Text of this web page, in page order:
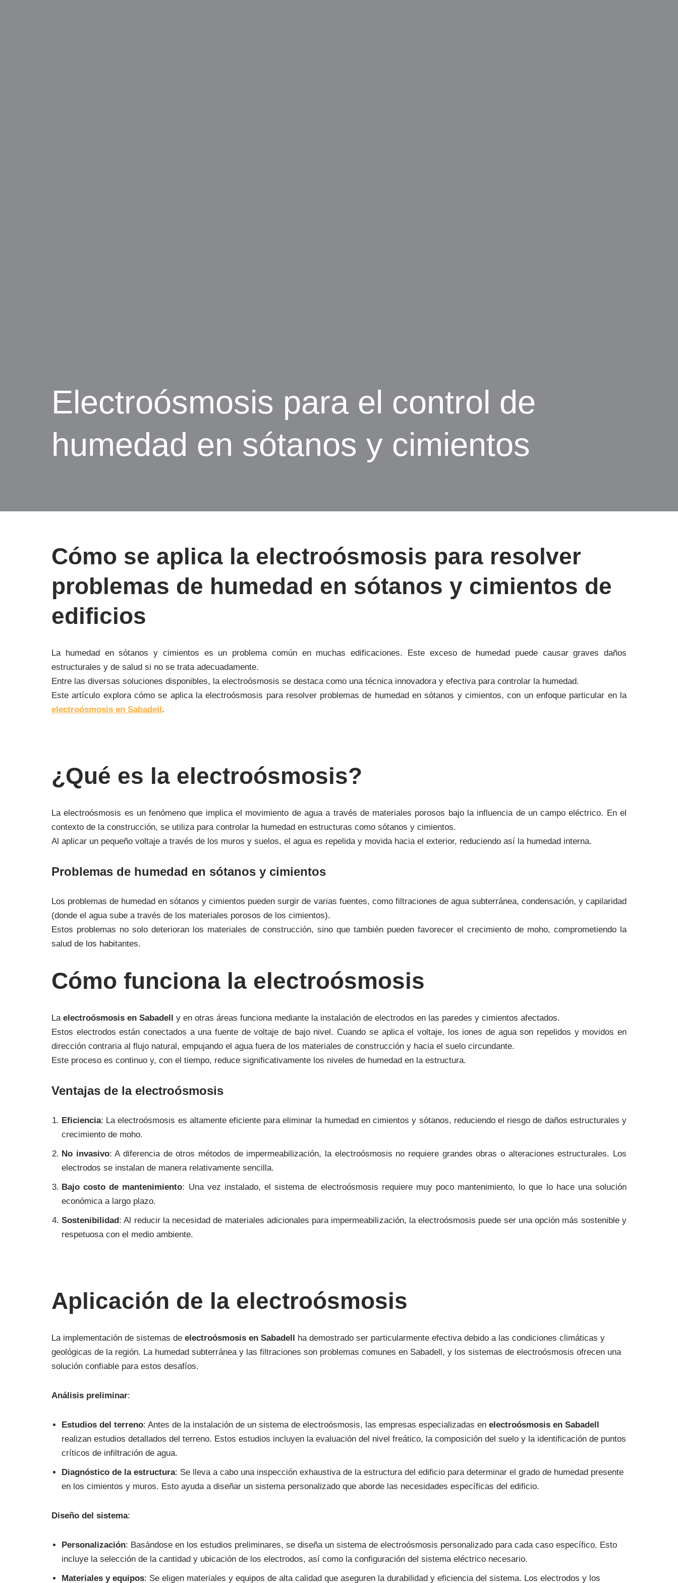
Electroósmosis para el control de
humedad en sótanos y cimientos
Cómo se aplica la electroósmosis para resolver
problemas de humedad en sótanos y cimientos de
edificios
La humedad en sótanos y cimientos es un problema común en muchas edificaciones. Este exceso de humedad puede causar graves daños
estructurales y de salud si no se trata adecuadamente.
Entre las diversas soluciones disponibles, la electroósmosis se destaca como una técnica innovadora y efectiva para controlar la humedad.
Este artículo explora cómo se aplica la electroósmosis para resolver problemas de humedad en sótanos y cimientos, con un enfoque particular en la
electroósmosis en Sabadell.
¿Qué es la electroósmosis?
La electroósmosis es un fenómeno que implica el movimiento de agua a través de materiales porosos bajo la influencia de un campo eléctrico. En el
contexto de la construcción, se utiliza para controlar la humedad en estructuras como sótanos y cimientos.
Al aplicar un pequeño voltaje a través de los muros y suelos, el agua es repelida y movida hacia el exterior, reduciendo así la humedad interna.
Problemas de humedad en sótanos y cimientos
Los problemas de humedad en sótanos y cimientos pueden surgir de varias fuentes, como filtraciones de agua subterránea, condensación, y capilaridad
(donde el agua sube a través de los materiales porosos de los cimientos).
Estos problemas no solo deterioran los materiales de construcción, sino que también pueden favorecer el crecimiento de moho, comprometiendo la
salud de los habitantes.
Cómo funciona la electroósmosis
La electroósmosis en Sabadell y en otras áreas funciona mediante la instalación de electrodos en las paredes y cimientos afectados.
Estos electrodos están conectados a una fuente de voltaje de bajo nivel. Cuando se aplica el voltaje, los iones de agua son repelidos y movidos en
dirección contraria al flujo natural, empujando el agua fuera de los materiales de construcción y hacia el suelo circundante.
Este proceso es continuo y, con el tiempo, reduce significativamente los niveles de humedad en la estructura.
Ventajas de la electroósmosis
Eficiencia: La electroósmosis es altamente eficiente para eliminar la humedad en cimientos y sótanos, reduciendo el riesgo de daños estructurales y
crecimiento de moho.
No invasivo: A diferencia de otros métodos de impermeabilización, la electroósmosis no requiere grandes obras o alteraciones estructurales. Los
electrodos se instalan de manera relativamente sencilla.
Bajo costo de mantenimiento: Una vez instalado, el sistema de electroósmosis requiere muy poco mantenimiento, lo que lo hace una solución
económica a largo plazo.
Sostenibilidad: Al reducir la necesidad de materiales adicionales para impermeabilización, la electroósmosis puede ser una opción más sostenible y
respetuosa con el medio ambiente.
Aplicación de la electroósmosis
La implementación de sistemas de electroósmosis en Sabadell ha demostrado ser particularmente efectiva debido a las condiciones climáticas y
geológicas de la región. La humedad subterránea y las filtraciones son problemas comunes en Sabadell, y los sistemas de electroósmosis ofrecen una
solución confiable para estos desafíos.
Análisis preliminar:
Estudios del terreno: Antes de la instalación de un sistema de electroósmosis, las empresas especializadas en electroósmosis en Sabadell
realizan estudios detallados del terreno. Estos estudios incluyen la evaluación del nivel freático, la composición del suelo y la identificación de puntos
críticos de infiltración de agua.
Diagnóstico de la estructura: Se lleva a cabo una inspección exhaustiva de la estructura del edificio para determinar el grado de humedad presente
en los cimientos y muros. Esto ayuda a diseñar un sistema personalizado que aborde las necesidades específicas del edificio.
Diseño del sistema:
Personalización: Basándose en los estudios preliminares, se diseña un sistema de electroósmosis personalizado para cada caso específico. Esto
incluye la selección de la cantidad y ubicación de los electrodos, así como la configuración del sistema eléctrico necesario.
Materiales y equipos: Se eligen materiales y equipos de alta calidad que aseguren la durabilidad y eficiencia del sistema. Los electrodos y los